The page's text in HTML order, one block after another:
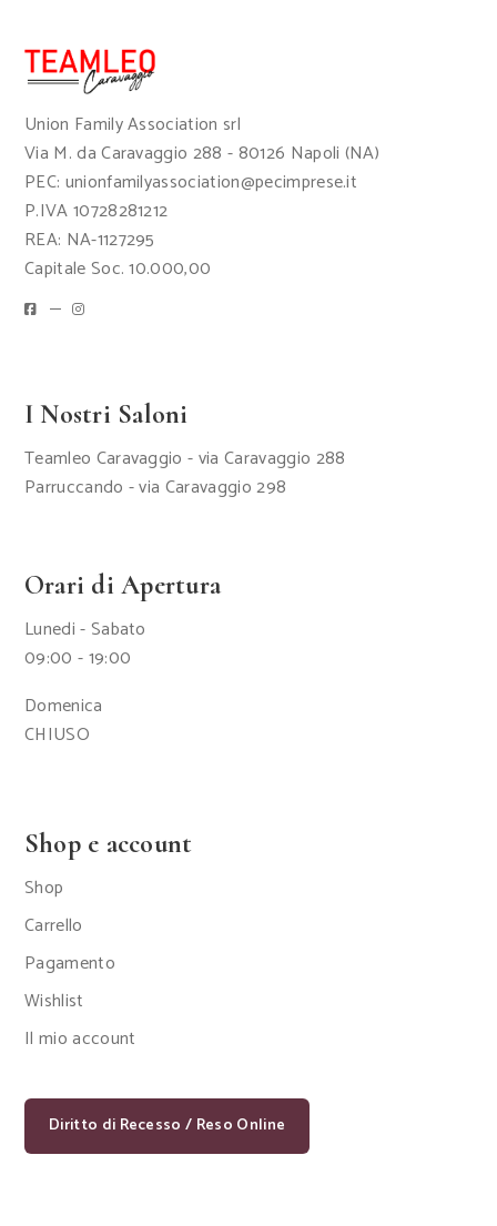
Union Family Association srl
Via M. da Caravaggio 288 - 80126 Napoli (NA)
PEC: unionfamilyassociation@pecimprese.it
P.IVA 10728281212
REA: NA-1127295
Capitale Soc. 10.000,00
I Nostri Saloni
Teamleo Caravaggio - via Caravaggio 288
Parruccando - via Caravaggio 298
Orari di Apertura
Lunedi - Sabato
09:00 - 19:00
Domenica
CHIUSO
Shop e account
Shop
Carrello
Pagamento
Wishlist
Il mio account
Diritto di Recesso / Reso Online